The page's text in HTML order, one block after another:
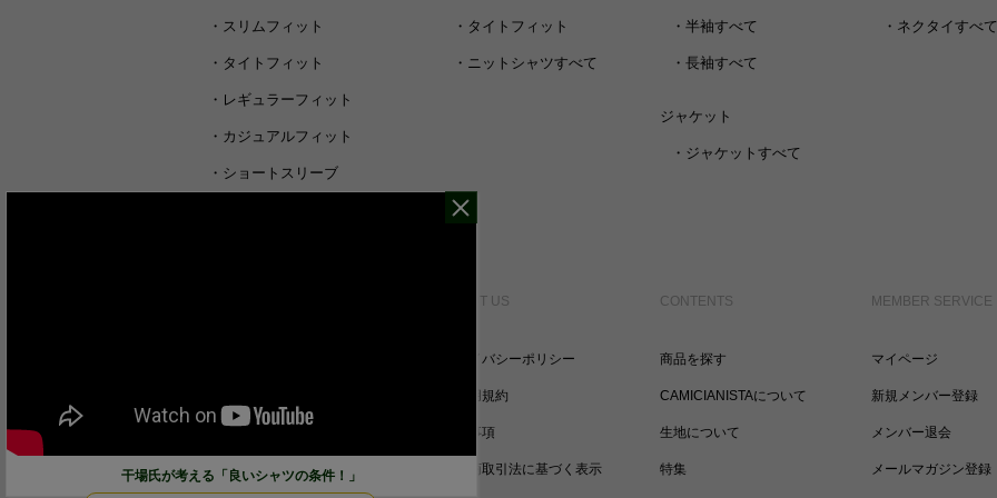
・ スリムフィット
・ タイトフィット
・ レギュラーフィット
・ カジュアルフィット
・ ショートスリーブ
・ タイトフィット
・ ニットシャツすべて
・ 半袖すべて
・ 長袖すべて
ジャケット
・ ジャケットすべて
・ ネクタイすべて
ご利用ガイド
ABOUT US
プライバシーポリシー
ご利用規約
免責事項
特定商取引法に基づく表示
CONTENTS
商品を探す
CAMICIANISTAについて
生地について
特集
MEMBER SERVICE
マイページ
新規メンバー登録
メンバー退会
メールマガジン登録
干場氏が考える「良いシャツの条件！」